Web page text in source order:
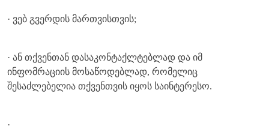
· ვებ გვერდის მართვისთვის;
· ან თქვენთან დასაკონტაქლტებლად და იმ
ინფომრაციის მოსაწოდებლად, რომელიც
შესაძლებელია თქვენთვის იყოს საინტერესო.
·